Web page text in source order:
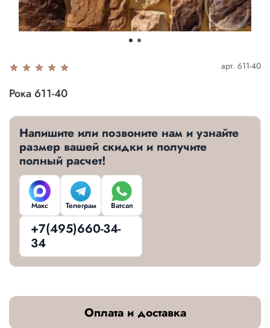
арт. 611-40
Рока 611-40
Напишите или позвоните нам и узнайте
размер вашей скидки и получите
полный расчет!
Макс Телеграм Ватсап
+7(495)660-34-
34
Оплата и доставка